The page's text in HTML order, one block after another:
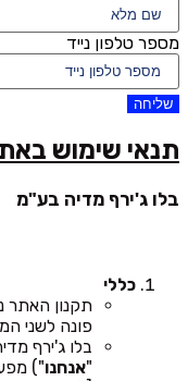
מספר טלפון נייד
שליחה
תנאי שימוש
בלו ג'ירף מדיה בע"מ
כללי
תקנון האתר
פונה לשני
בלו ג'ירף
"אנחנו")